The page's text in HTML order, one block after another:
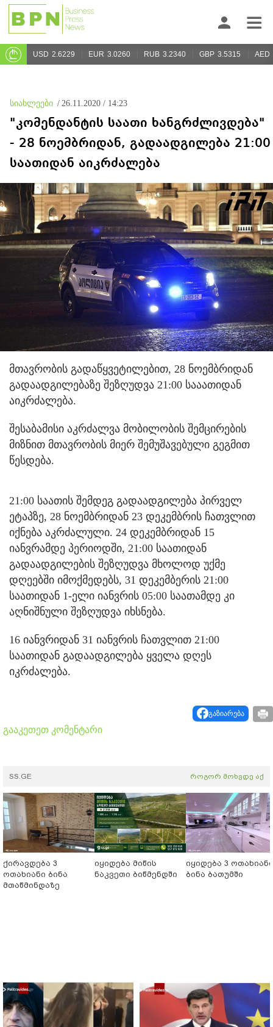
USD 2.6229 EUR 3.0260 RUB 3.2340 GBP 3.5315 AED
სიახლეები / 26.11.2020 / 14:23
"კომენდანტის საათი ხანგრძლივდება"
- 28 ნოემბრიდან, გადაადგილება 21:00
საათიდან აიკრძალება
მთავრობის გადაწყვეტილებით, 28 ნოემბრიდან
გადაადგილებაზე შეზღუდვა 21:00 სააათიდან
აიკრძალება.
შესაბამისი აკრძალვა მობილობის შემცირების
მიზნით მთავრობის მიერ შემუშავებული გეგმით
წესდება.
21:00 საათის შემდეგ გადაადგილება პირველ
ეტაპზე, 28 ნოემბრიდან 23 დეკემბრის ჩათვლით
იქნება აკრძალული. 24 დეკემბრიდან 15
იანვრამდე პერიოდში, 21:00 საათიდან
გადაადგილების შეზღუდვა მხოლოდ უქმე
დღეებში იმოქმედებს, 31 დეკემბერის 21:00
საათიდან 1-ელი იანვრის 05:00 საათამდე კი
აღნიშნული შეზღუდვა იხსნება.
16 იანვრიდან 31 იანვრის ჩათვლით 21:00
საათიდან გადაადგილება ყველა დღეს
იკრძალება.
გაზიარება
გააკეთეთ კომენტარი
SS.GE როგორ მოხვდე აქ
ქირავდება 3
ოთახიანი ბინა
მთაწმინდაზე
იყიდება მიწის
ნაკვეთი ბიწმენდში
იყიდება 3 ოთახიანი
ბინა ბათუმში